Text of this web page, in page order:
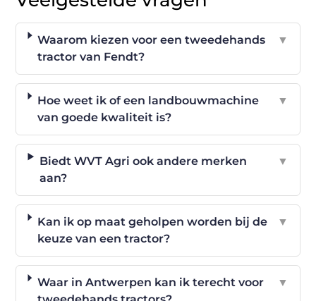
Waarom kiezen voor een tweedehands
tractor van Fendt?
▼
Hoe weet ik of een landbouwmachine
van goede kwaliteit is?
▼
Biedt WVT Agri ook andere merken
aan?
▼
Kan ik op maat geholpen worden bij de
keuze van een tractor?
▼
Waar in Antwerpen kan ik terecht voor
▼